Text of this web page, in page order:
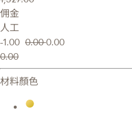
佣金
人工
-1.00 0.000.00
0.00
材料顏色